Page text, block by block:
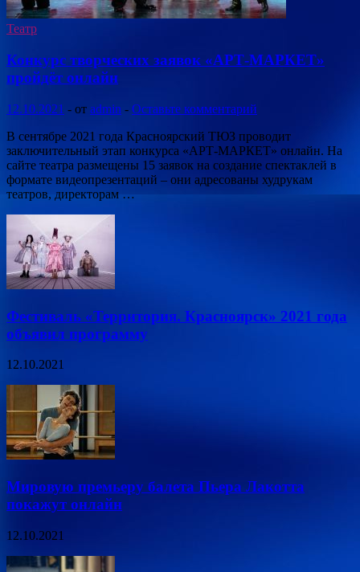
Театр
Конкурс творческих заявок «АРТ-МАРКЕТ»
пройдёт онлайн
12.10.2021 - от admin - Оставьте комментарий
В сентябре 2021 года Красноярский ТЮЗ проводит
заключительный этап конкурса «АРТ-МАРКЕТ» онлайн. На
сайте театра размещены 15 заявок на создание спектаклей в
формате видеопрезентаций – они адресованы худрукам
театров, директорам …
Фестиваль «Территория. Красноярск» 2021 года
объявил программу
12.10.2021
Мировую премьеру балета Пьера Лакотта
покажут онлайн
12.10.2021